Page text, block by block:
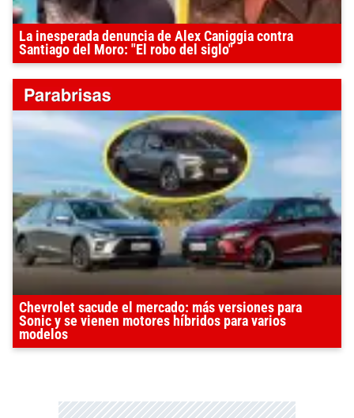
La inesperada denuncia de Alex Caniggia contra
Santiago del Moro: "El robo del siglo"
Chevrolet sacude el mercado: más versiones para
Sonic y se vienen motores híbridos para varios
modelos